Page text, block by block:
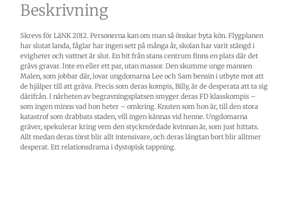
Beskrivning
Skrevs för LäNK 2012. Personerna kan om man så önskar byta kön. Flygplanen
har slutat landa, fåglar har ingen sett på många år, skolan har varit stängd i
evigheter och vattnet är slut. En bit från stans centrum finns en plats där det
grävs gravar. Inte en eller ett par, utan massor. Den skumme unge mannen
Malen, som jobbar där, lovar ungdomarna Lee och Sam bensin i utbyte mot att
de hjälper till att gräva. Precis som deras kompis, Billy, är de desperata att ta sig
därifrån. I närheten av begravningsplatsen smyger deras FD klasskompis –
som ingen minns vad hon heter – omkring. Knuten som hon är, till den stora
katastrof som drabbats staden, vill ingen kännas vid henne. Ungdomarna
gräver, spekulerar kring vem den styckmördade kvinnan är, som just hittats.
Allt medan deras törst blir allt intensivare, och deras längtan bort blir alltmer
desperat. Ett relationsdrama i dystopisk tappning.